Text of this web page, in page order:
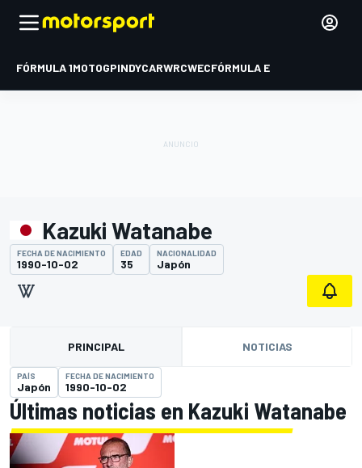
FÓRMULA 1MOTOGPINDYCARWRCWECFÓRMULA E
Kazuki Watanabe
FECHA DE NACIMIENTO
1990-10-02
EDAD
35
NACIONALIDAD
Japón
PRINCIPAL NOTICIAS
PAÍS
Japón
FECHA DE NACIMIENTO
1990-10-02
Últimas noticias en Kazuki Watanabe